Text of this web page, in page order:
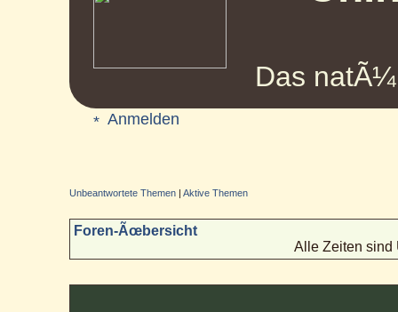
Das
Anmelden
Unbeantwortete Themen |Aktive Themen
Foren-Ãœbersicht
Alle Zeiten sind